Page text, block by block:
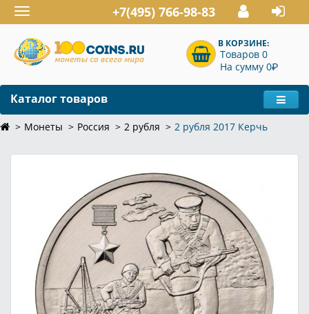
Toggle
navigation
+7(495) 766-98-83
В КОРЗИНЕ:
Товаров 0
На сумму 0P
Каталог товаров
Монеты Россия 2 рубля 2 рубля 2017 Керчь